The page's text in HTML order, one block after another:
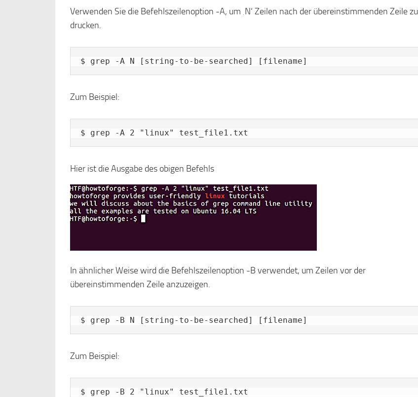
Verwenden Sie die Befehlszeilenoption -A, um ‚N‘ Zeilen nach der übereinstimmenden Zeile zu
drucken.
$ grep -A N [string-to-be-searched] [filename]
Zum Beispiel:
$ grep -A 2 "linux" test_file1.txt
Hier ist die Ausgabe des obigen Befehls
In ähnlicher Weise wird die Befehlszeilenoption -B verwendet, um Zeilen vor der
übereinstimmenden Zeile anzuzeigen.
$ grep -B N [string-to-be-searched] [filename]
Zum Beispiel:
$ grep -B 2 "linux" test_file1.txt